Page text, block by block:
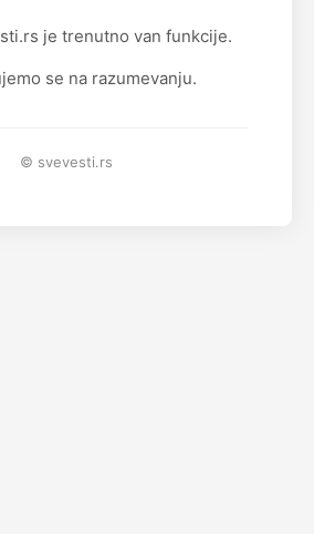
je trenutno van funkcije.
se na razumevanju.
© svevesti.rs